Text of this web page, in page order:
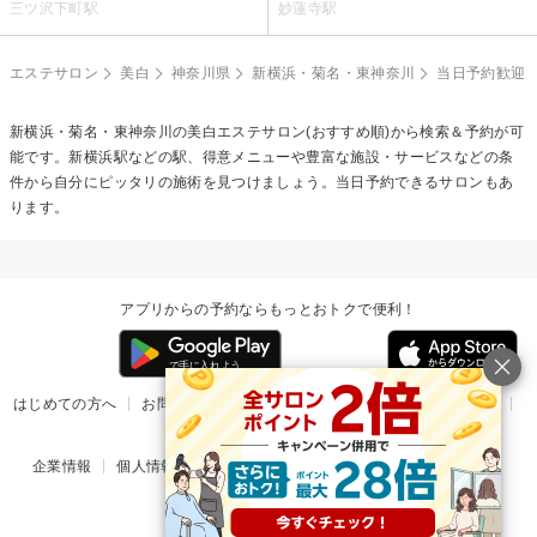
三ツ沢下町駅 妙蓮寺駅
エステサロン 美白 神奈川県 新横浜・菊名・東神奈川 当日予約歓迎
新横浜・菊名・東神奈川の美白エステサロン(おすすめ順)から検索＆予約が可
能です。新横浜駅などの駅、得意メニューや豊富な施設・サービスなどの条
件から自分にピッタリの施術を見つけましょう。当日予約できるサロンもあ
ります。
アプリからの予約ならもっとおトクで便利！
はじめての方へ お問い合わせ ヘルプ リリース情報
利用規約
掲載ご希望のサロン様
企業情報 個人情報保護方針 楽天のサービス一覧 アプリ一覧
© Rakuten Group, Inc.